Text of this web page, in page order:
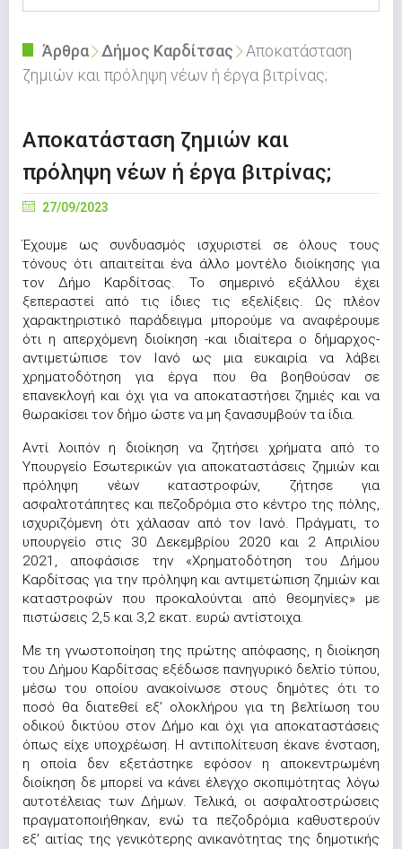
Άρθρα Δήμος Καρδίτσας
Αποκατάσταση
ζημιών και πρόληψη νέων ή έργα βιτρίνας;
Αποκατάσταση ζημιών και
πρόληψη νέων ή έργα βιτρίνας;
27/09/2023
Έχουμε ως συνδυασμός ισχυριστεί σε όλους τους
τόνους ότι απαιτείται ένα άλλο μοντέλο διοίκησης για
τον Δήμο Καρδίτσας. Το σημερινό εξάλλου έχει
ξεπεραστεί από τις ίδιες τις εξελίξεις. Ως πλέον
χαρακτηριστικό παράδειγμα μπορούμε να αναφέρουμε
ότι η απερχόμενη διοίκηση -και ιδιαίτερα ο δήμαρχος-
αντιμετώπισε τον Ιανό ως μια ευκαιρία να λάβει
χρηματοδότηση για έργα που θα βοηθούσαν σε
επανεκλογή και όχι για να αποκαταστήσει ζημιές και να
θωρακίσει τον δήμο ώστε να μη ξανασυμβούν τα ίδια.
Αντί λοιπόν η διοίκηση να ζητήσει χρήματα από το
Υπουργείο Εσωτερικών για αποκαταστάσεις ζημιών και
πρόληψη νέων καταστροφών, ζήτησε για
ασφαλτοτάπητες και πεζοδρόμια στο κέντρο της πόλης,
ισχυριζόμενη ότι χάλασαν από τον Ιανό. Πράγματι, το
υπουργείο στις 30 Δεκεμβρίου 2020 και 2 Απριλίου
2021, αποφάσισε την «Χρηματοδότηση του Δήμου
Καρδίτσας για την πρόληψη και αντιμετώπιση ζημιών και
καταστροφών που προκαλούνται από θεομηνίες» με
πιστώσεις 2,5 και 3,2 εκατ. ευρώ αντίστοιχα.
Με τη γνωστοποίηση της πρώτης απόφασης, η διοίκηση
του Δήμου Καρδίτσας εξέδωσε πανηγυρικό δελτίο τύπου,
μέσω του οποίου ανακοίνωσε στους δημότες ότι το
ποσό θα διατεθεί εξ’ ολοκλήρου για τη βελτίωση του
οδικού δικτύου στον Δήμο και όχι για αποκαταστάσεις
όπως είχε υποχρέωση. Η αντιπολίτευση έκανε ένσταση,
η οποία δεν εξετάστηκε εφόσον η αποκεντρωμένη
διοίκηση δε μπορεί να κάνει έλεγχο σκοπιμότητας λόγω
αυτοτέλειας των Δήμων. Τελικά, οι ασφαλτοστρώσεις
πραγματοποιήθηκαν, ενώ τα πεζοδρόμια καθυστερούν
εξ’ αιτίας της γενικότερης ανικανότητας της δημοτικής